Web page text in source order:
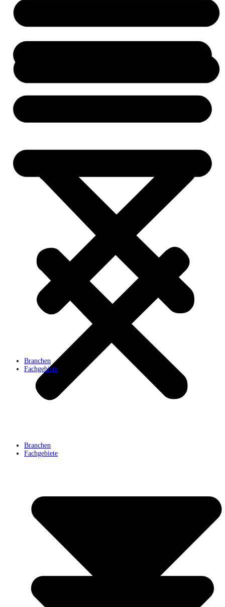
Branchen
Fachgebiete
Branchen
Fachgebiete